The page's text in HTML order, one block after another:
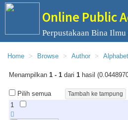
Online Public
Perpustakaan Bina
Home Browse Author
Menampilkan 1 - 1 dari 1 hasil
Pilih semua
1